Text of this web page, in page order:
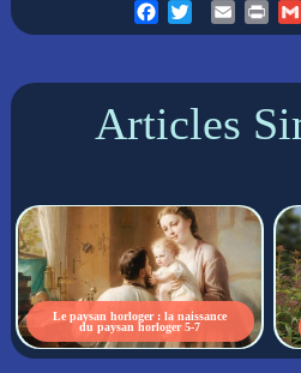
Facebook
Twitter EmailPrint
Articles
Le paysan horloger : la naissance
du paysan horloger 5-7